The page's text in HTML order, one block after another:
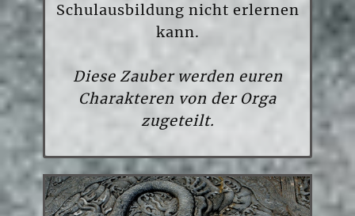
Schulausbildung nicht erlernen
kann.
Diese Zauber werden euren
Charakteren von der Orga
zugeteilt.